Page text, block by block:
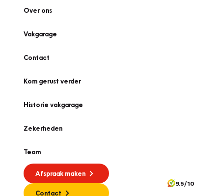
Over ons
Vakgarage
Contact
Kom gerust verder
Historie vakgarage
Zekerheden
Team
Afspraak maken
Contact
9.5/10